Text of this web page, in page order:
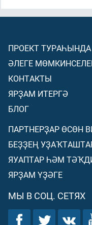
ПРОЕКТ ТУРАҺЫНДА
ӘЛЕГЕ
КОНТАКТЫ
ЯРҘАМ ИТЕРГӘ
БЛОГ
ПАРТНЕРҘАР ӨСӨН
БЕҘҘЕҢ
ЯУАПТАР ҺӘМ
ЯРҘАМ ҮҘӘГЕ
МЫ В СОЦ. СЕТЯХ